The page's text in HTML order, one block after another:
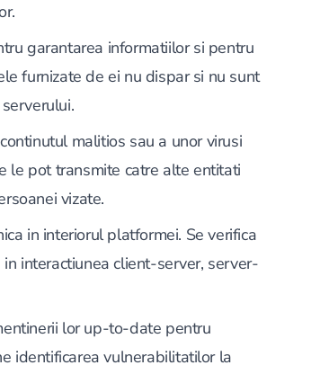
garantarea informatiilor si pentru
furnizate de ei nu dispar si nu sunt
malitios sau a unor virusi
le pot transmite catre alte entitati
vizate.
in interiorul platformei. Se verifica
interactiunea client-server, server-
lor up-to-date pentru
identificarea vulnerabilitatilor la